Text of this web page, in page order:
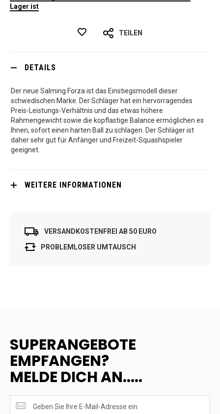
Lager ist
TEILEN
DETAILS
Der neue Salming Forza ist das Einstiegsmodell dieser
schwedischen Marke. Der Schläger hat ein hervorragendes
Preis-Leistungs-Verhältnis und das etwas höhere
Rahmengewicht sowie die kopflastige Balance ermöglichen es
Ihnen, sofort einen harten Ball zu schlagen. Der Schläger ist
daher sehr gut für Anfänger und Freizeit-Squashspieler
geeignet.
WEITERE INFORMATIONEN
VERSANDKOSTENFREI AB 50 EURO
PROBLEMLOSER UMTAUSCH
SUPERANGEBOTE
EMPFANGEN?
MELDE DICH AN.....
EMPFANGEN?